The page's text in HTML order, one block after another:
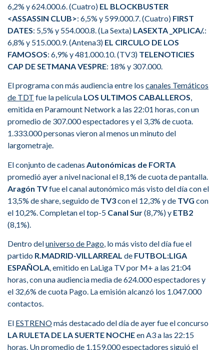
6,2% y 624.000.6. (Cuatro) EL BLOCKBUSTER
<ASSASSIN CLUB>: 6,5% y 599.000.7. (Cuatro) FIRST
DATES: 5,5% y 554.000.8. (La Sexta) LASEXTA _XPLICA/.:
6,8% y 515.000.9. (Antena3) EL CIRCULO DE LOS
FAMOSOS: 6,9% y 481.000.10. (TV3) TELENOTICIES
CAP DE SETMANA VESPRE: 18% y 307.000.
El programa con más audiencia entre los canales Temáticos
de TDT fue la película LOS ULTIMOS CABALLEROS,
emitida en Paramount Network a las 22:01 horas, con un
promedio de 307.000 espectadores y el 3,3% de cuota.
1.333.000 personas vieron al menos un minuto del
largometraje.
El conjunto de cadenas Autonómicas de FORTA
promedió ayer a nivel nacional el 8,1% de cuota de pantalla.
Aragón TVfue el canal autonómico más visto del día con el
13,5% de share, seguido de TV3con el 12,3% y de TVG con
el 10,2%. Completan el top-5 Canal Sur(8,7%) y ETB2
(8,1%).
Dentro deluniverso de Pago, lo más visto del día fue el
partido R.MADRID-VILLARREAL de FUTBOL:LIGA
ESPAÑOLA, emitido en LaLiga TV por M+ a las 21:04
horas, con una audiencia media de 624.000 espectadores y
el 32,6% de cuota Pago. La emisión alcanzó los 1.047.000
contactos.
El ESTRENOmás destacado del día de ayer fue el concurso
LA RULETA DE LA SUERTE NOCHEen A3 a las 22:15
horas. Un promedio de 1.159.000 espectadores siguió el